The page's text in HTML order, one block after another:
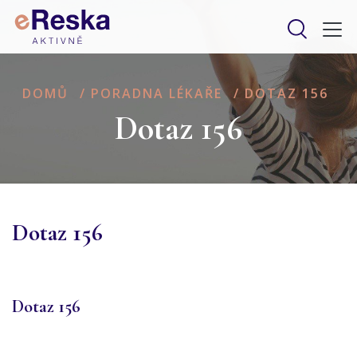
DOMŮ / PORADNA LÉKAŘE / DOTAZ 156
Dotaz 156
Dotaz 156
Dotaz 156